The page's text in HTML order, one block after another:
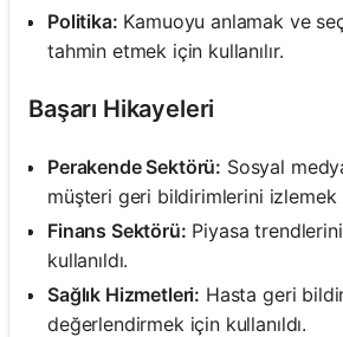
Politika: Kamuoyu anlamak ve
tahmin etmek için kullanılır.
Başarı Hikayeleri
Perakende Sektörü: Sosyal
müşteri geri bildirimlerini izlemek
Finans Sektörü: Piyasa
kullanıldı.
Sağlık Hizmetleri: Hasta geri
değerlendirmek için kullanıldı.